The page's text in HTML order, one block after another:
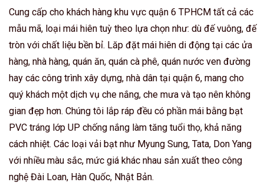
Cung cấp cho khách hàng khu vực quận 6 TPHCM tất cả các
mẫu mã, loại mái hiên tuỳ theo lựa chọn như: dù đế vuông, đế
tròn với chất liệu bền bỉ. Lăp đặt mái hiên di động tại các ửa
hàng, nhà hàng, quán ăn, quán cà phê, quán nước ven đường
hay các công trình xây dựng, nhà dân tại quận 6, mang cho
quý khách một dịch vụ che nắng, che mưa và tạo nên không
gian đẹp hơn. Chúng tôi lắp ráp đều có phần mái bằng bạt
PVC tráng lớp UP chống nắng làm tăng tuổi thọ, khả năng
cách nhiệt. Các loại vải bạt như Myung Sung, Tata, Don Yang
với nhiều màu sắc, mức giá khác nhau sản xuất theo công
nghệ Đài Loan, Hàn Quốc, Nhật Bản.